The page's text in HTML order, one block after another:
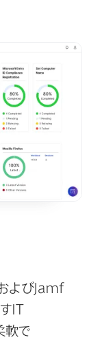
よびJamf
IT
軟で​